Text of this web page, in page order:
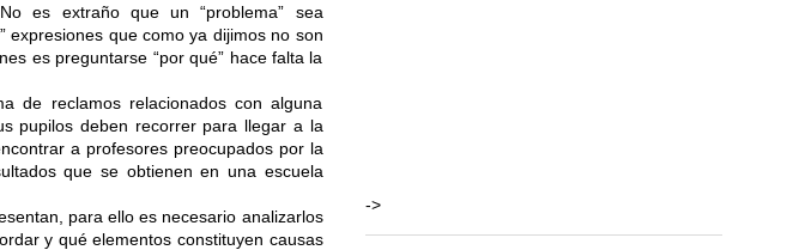
es extraño que un “problema” sea
expresiones que como ya dijimos no son
es preguntarse “por qué” hace falta la
de reclamos relacionados con alguna
pupilos deben recorrer para llegar a la
a profesores preocupados por la
que se obtienen en una escuela
para ello es necesario analizarlos
y qué elementos constituyen causas
->